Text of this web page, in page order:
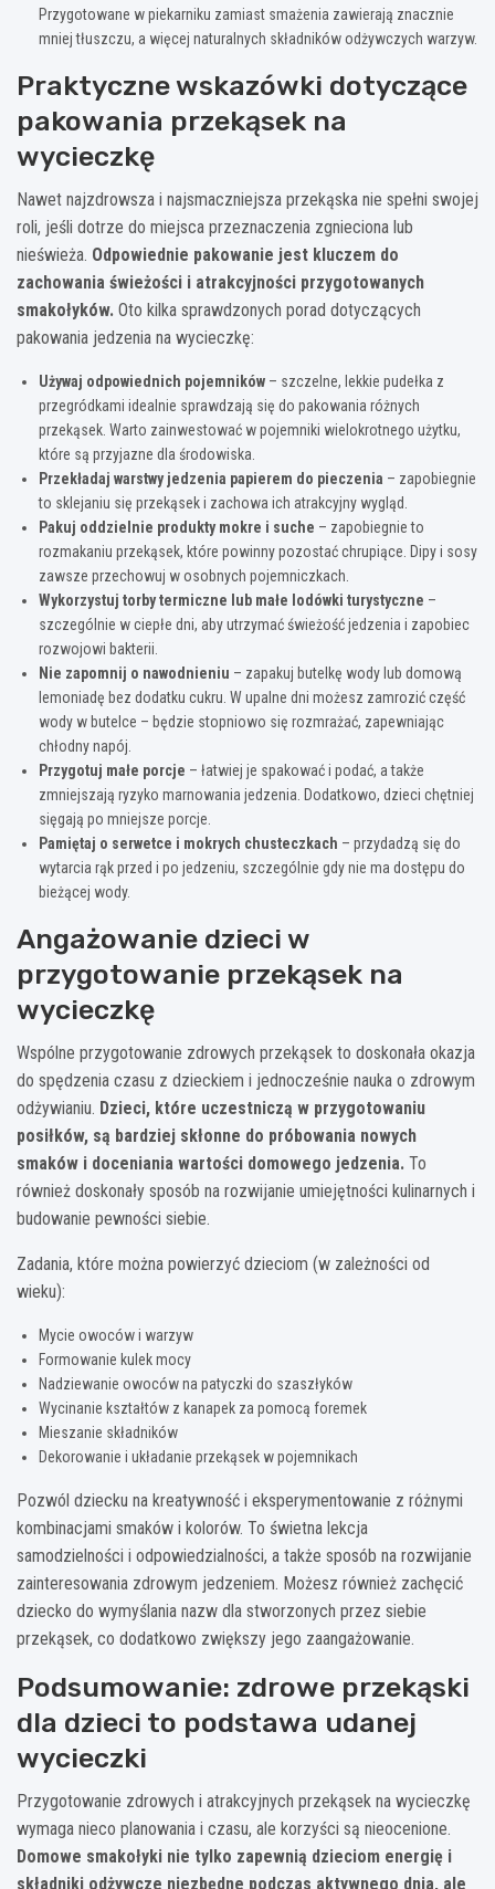
Przygotowane w piekarniku zamiast smażenia zawierają znacznie
mniej tłuszczu, a więcej naturalnych składników odżywczych warzyw.
Praktyczne wskazówki dotyczące
pakowania przekąsek na
wycieczkę
Nawet najzdrowsza i najsmaczniejsza przekąska nie spełni swojej
roli, jeśli dotrze do miejsca przeznaczenia zgnieciona lub
nieświeża. Odpowiednie pakowanie jest kluczem do
zachowania świeżości i atrakcyjności przygotowanych
smakołyków. Oto kilka sprawdzonych porad dotyczących
pakowania jedzenia na wycieczkę:
Używaj odpowiednich pojemników – szczelne, lekkie pudełka z
przegródkami idealnie sprawdzają się do pakowania różnych
przekąsek. Warto zainwestować w pojemniki wielokrotnego użytku,
które są przyjazne dla środowiska.
Przekładaj warstwy jedzenia papierem do pieczenia – zapobiegnie
to sklejaniu się przekąsek i zachowa ich atrakcyjny wygląd.
Pakuj oddzielnie produkty mokre i suche – zapobiegnie to
rozmakaniu przekąsek, które powinny pozostać chrupiące. Dipy i sosy
zawsze przechowuj w osobnych pojemniczkach.
Wykorzystuj torby termiczne lub małe lodówki turystyczne –
szczególnie w ciepłe dni, aby utrzymać świeżość jedzenia i zapobiec
rozwojowi bakterii.
Nie zapomnij o nawodnieniu – zapakuj butelkę wody lub domową
lemoniadę bez dodatku cukru. W upalne dni możesz zamrozić część
wody w butelce – będzie stopniowo się rozmrażać, zapewniając
chłodny napój.
Przygotuj małe porcje – łatwiej je spakować i podać, a także
zmniejszają ryzyko marnowania jedzenia. Dodatkowo, dzieci chętniej
sięgają po mniejsze porcje.
Pamiętaj o serwetce i mokrych chusteczkach – przydadzą się do
wytarcia rąk przed i po jedzeniu, szczególnie gdy nie ma dostępu do
bieżącej wody.
Angażowanie dzieci w
przygotowanie przekąsek na
wycieczkę
Wspólne przygotowanie zdrowych przekąsek to doskonała okazja
do spędzenia czasu z dzieckiem i jednocześnie nauka o zdrowym
odżywianiu. Dzieci, które uczestniczą w przygotowaniu
posiłków, są bardziej skłonne do próbowania nowych
smaków i doceniania wartości domowego jedzenia. To
również doskonały sposób na rozwijanie umiejętności kulinarnych i
budowanie pewności siebie.
Zadania, które można powierzyć dzieciom (w zależności od
wieku):
Mycie owoców i warzyw
Formowanie kulek mocy
Nadziewanie owoców na patyczki do szaszłyków
Wycinanie kształtów z kanapek za pomocą foremek
Mieszanie składników
Dekorowanie i układanie przekąsek w pojemnikach
Pozwól dziecku na kreatywność i eksperymentowanie z różnymi
kombinacjami smaków i kolorów. To świetna lekcja
samodzielności i odpowiedzialności, a także sposób na rozwijanie
zainteresowania zdrowym jedzeniem. Możesz również zachęcić
dziecko do wymyślania nazw dla stworzonych przez siebie
przekąsek, co dodatkowo zwiększy jego zaangażowanie.
Podsumowanie: zdrowe przekąski
dla dzieci to podstawa udanej
wycieczki
Przygotowanie zdrowych i atrakcyjnych przekąsek na wycieczkę
wymaga nieco planowania i czasu, ale korzyści są nieocenione.
Domowe smakołyki nie tylko zapewnią dzieciom energię i
składniki odżywcze niezbędne podczas aktywnego dnia, ale